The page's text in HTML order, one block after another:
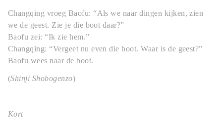
Changqing vroeg Baofu: “Als we naar dingen kijken, zien
we de geest. Zie je die boot daar?”
Baofu zei: “Ik zie hem.”
Changqing: “Vergeet nu even die boot. Waar is de geest?”
Baofu wees naar de boot.
(Shinji Shobogenzo)
Kort